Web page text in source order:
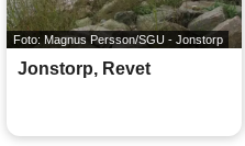
Foto: Magnus Persson/SGU - Jonstorp
Jonstorp, Revet